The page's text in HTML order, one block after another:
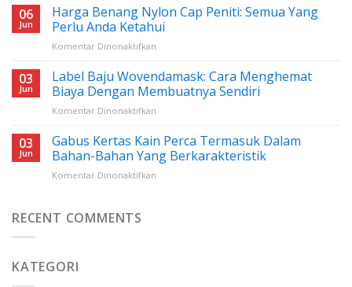
Benang
Nilon
Jahit:
Untuk
Pemula
06
Jun
Harga Benang Nylon Cap Peniti: Semua Yang
Perlu Anda Ketahui
Komentar Dinonaktifkan
Benang
Nylon
Cap
Yang
Perlu
Anda
03
Jun
Label Baju Wovendamask: Cara Menghemat
Biaya Dengan Membuatnya Sendiri
Komentar Dinonaktifkan
Baju
Wovendamask:
Cara
03
Jun
Gabus Kertas Kain Perca Termasuk Dalam
Bahan-Bahan Yang Berkarakteristik
Komentar Dinonaktifkan
RECENT COMMENTS
KATEGORI